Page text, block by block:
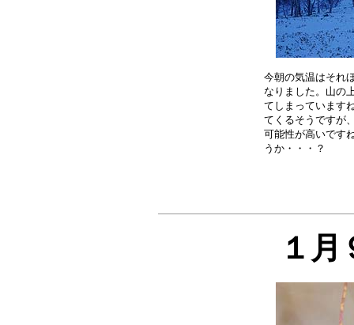
今朝の気温はそれ
なりました。山の
てしまっています
てくるそうですが
可能性が高いです
１